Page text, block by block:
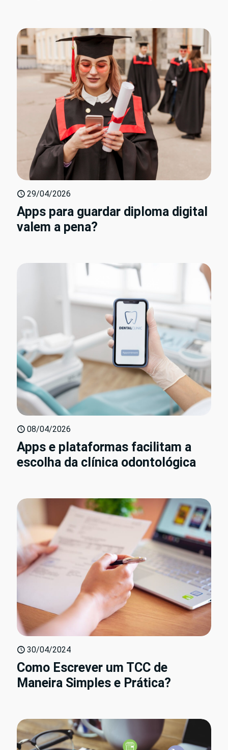
29/04/2026
Apps para guardar diploma digital
valem a pena?
08/04/2026
Apps e plataformas facilitam a
escolha da clínica odontológica
30/04/2024
Como Escrever um TCC de
Maneira Simples e Prática?